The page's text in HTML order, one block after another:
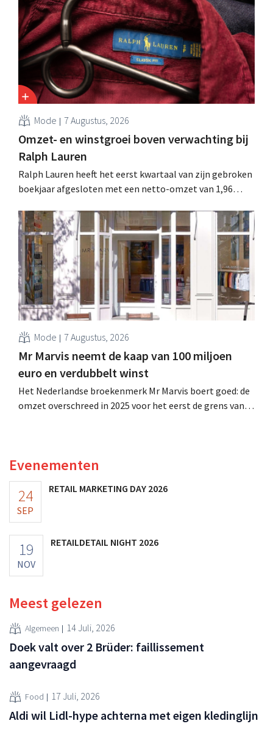
en Spanje waarbij al honderden jobs verloren gingen.
Mode 7 Augustus, 2026
Omzet- en winstgroei boven verwachting bij
Ralph Lauren
Ralph Lauren heeft het eerst kwartaal van zijn gebroken
boekjaar afgesloten met een netto-omzet van 1,96
is dan een jaar eerder. Na die beter dan verwachte start
verhoogt het bedrijf ook zijn vooruitzichten voor het
volledige boekjaar.
Mode 7 Augustus, 2026
Mr Marvis neemt de kaap van 100 miljoen
euro en verdubbelt winst
Het Nederlandse broekenmerk Mr Marvis boert goed: de
omzet overschreed in 2025 voor het eerst de grens van
Evenementen
24
SEP
RETAIL MARKETING DAY 2026
19
NOV
RETAILDETAIL NIGHT 2026
Meest gelezen
Algemeen 14 Juli, 2026
Doek valt over 2 Brüder: faillissement
aangevraagd
Food 17 Juli, 2026
Aldi wil Lidl-hype achterna met eigen kledinglijn